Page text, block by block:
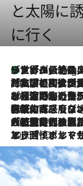
と太陽に
に行く
11 Hours Ago
リスボンの絶品スイーツ「パステル・デ・ナタ」とは？ポルトガル伝統の奥深い世界へ
2026.7.27
「私の祖国はポルトガル語です」国民的詩人フェルナンド・ペソアと、彼が愛した文学の街
2026.7.26
ポルトガル近海が育む極上の海の幸。キリリと冷えた白ワインと愉しむ、シーフード専門
2026.7.22
伝統の味をモダンに昇華。高感度な地元客が集う、リスボンの最旬ガストロノミー
2026.7.21
大航海時代の栄華から、震災、独裁、そして革命へ。ポルトガル・首都リスボンの石畳に刻まれた「歴史の
2026.7.13
エッセイ・ヤマザキマリ「慎ましくも美しき国 ポルトガル」